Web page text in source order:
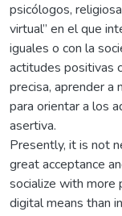
psicólogos,
virtual” en el que
iguales o con la
actitudes positivas
precisa, aprender a
para orientar a los
asertiva.
Presently, it is not
great acceptance
socialize with more
digital means than